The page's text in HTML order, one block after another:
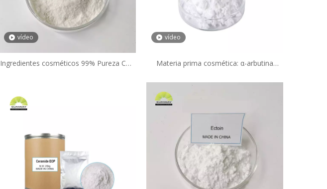
vídeo
Ingredientes cosméticos 99% Pureza CAS
vídeo
Materia prima cosmética: α-arbutina
Precio de la alfa-arbutina